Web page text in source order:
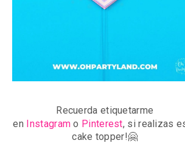
Recuerda etiquetarme
en Instagram o Pinterest, si realizas
cake topper!🤗